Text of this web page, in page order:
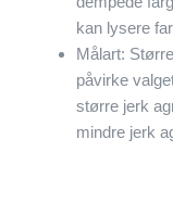
kan lysere
Målart:
påvirke
større jerk
mindre jerk